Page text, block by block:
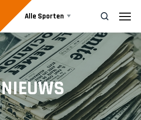
Alle Sporten
Nieuws
Events
ZOEK
NIEUWS